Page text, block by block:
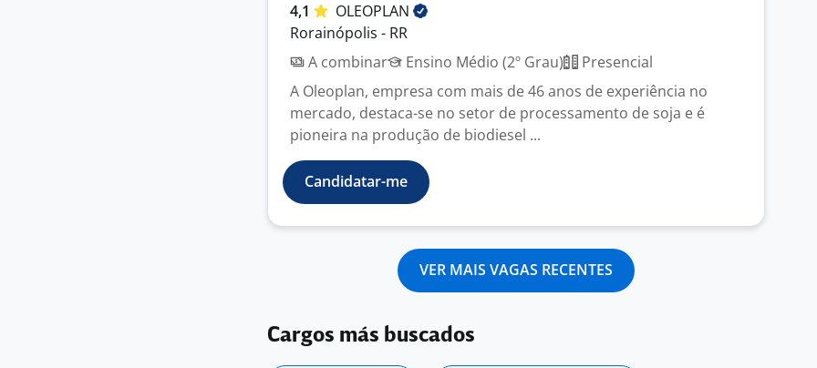
4,1
OLEOPLAN
Rorainópolis - RR
A combinar
Ensino Médio (2º Grau)
Presencial
A Oleoplan, empresa com mais de 46 anos de experiência no
mercado, destaca-se no setor de processamento de soja e é
pioneira na produção de biodiesel ...
Candidatar-me
VER MAIS VAGAS RECENTES
Cargos más buscados